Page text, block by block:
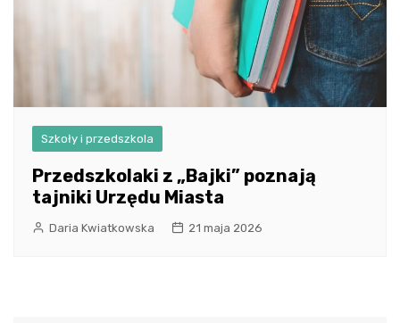
Szkoły i przedszkola
Przedszkolaki z „Bajki” poznają
tajniki Urzędu Miasta
Daria Kwiatkowska 21 maja 2026